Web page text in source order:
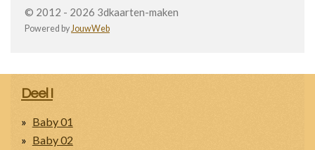
© 2012 - 2026 3dkaarten-maken
Powered byJouwWeb
Deel I
Baby 01
Baby 02